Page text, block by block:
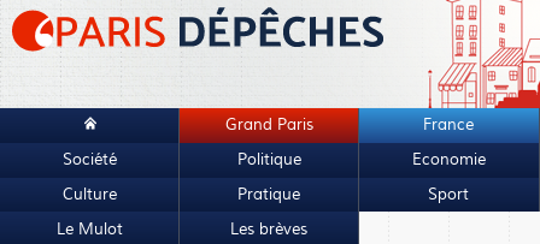
Grand Paris
France
Société
Politique
Economie
Culture
Pratique
Sport
Le Mulot
Les brèves